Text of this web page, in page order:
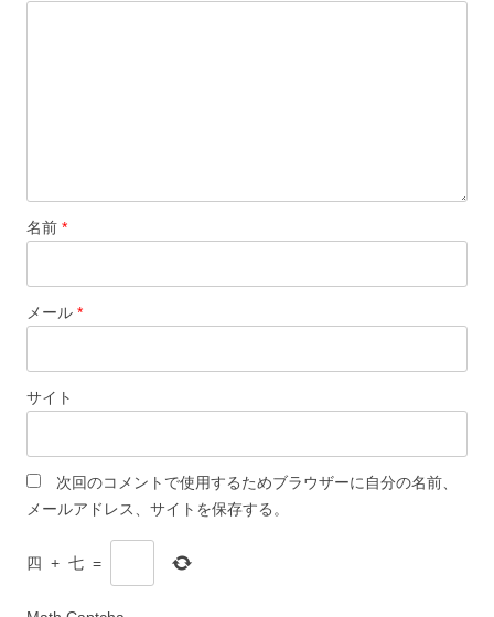
名前 *
メール *
サイト
次回のコメントで使用するためブラウザーに自分の名前、
メールアドレス、サイトを保存する。
四 + 七 =